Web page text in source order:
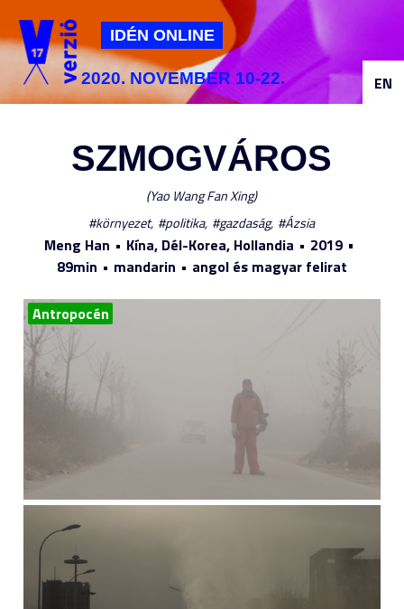
Jump to navigation
IDÉN ONLINE
2020. NOVEMBER 10-22.
SZMOGVÁROS
Yao Wang Fan Xing
környezet
politika gazdaság Ázsia
Meng Han Kína, Dél-Korea, Hollandia
2019
89min
mandarin angol és magyar felirat
Antropocén
EN